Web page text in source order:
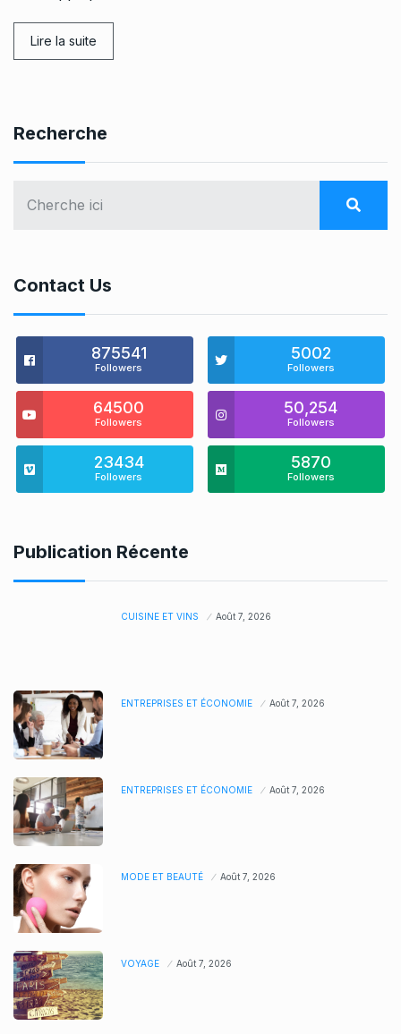
Lire la suite
Recherche
Contact Us
875541
Followers
5002
Followers
64500
Followers
50,254
Followers
23434
Followers
5870
Followers
Publication Récente
CUISINE ET VINS Août 7, 2026
ENTREPRISES ET ÉCONOMIE Août 7, 2026
ENTREPRISES ET ÉCONOMIE Août 7, 2026
MODE ET BEAUTÉ Août 7, 2026
VOYAGE Août 7, 2026